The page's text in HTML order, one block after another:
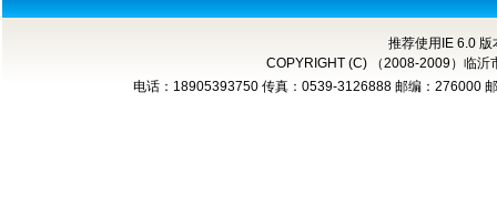
推荐使用IE 6.0
COPYRIGHT (C) （2008-2009）临
电话：18905393750 传真：0539-3126888 邮编：276000